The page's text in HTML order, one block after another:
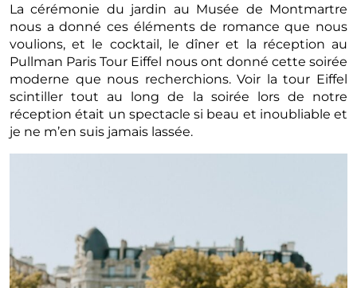
La cérémonie du jardin au Musée de Montmartre
nous a donné ces éléments de romance que nous
voulions, et le cocktail, le dîner et la réception au
Pullman Paris Tour Eiffel nous ont donné cette soirée
moderne que nous recherchions. Voir la tour Eiffel
scintiller tout au long de la soirée lors de notre
réception était un spectacle si beau et inoubliable et
je ne m’en suis jamais lassée.